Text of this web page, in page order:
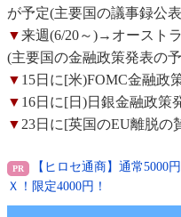
が予定(主要国の議事録公
▼来週(6/20～)→オースト
(主要国の金融政策発表の
▼ 15日に[米)FOMC金融政
▼ 16日に[日)日銀金融政策
▼23日に[英国のEU離脱の
【ヒロセ通商】通常5000
Ｘ！限定4000円！